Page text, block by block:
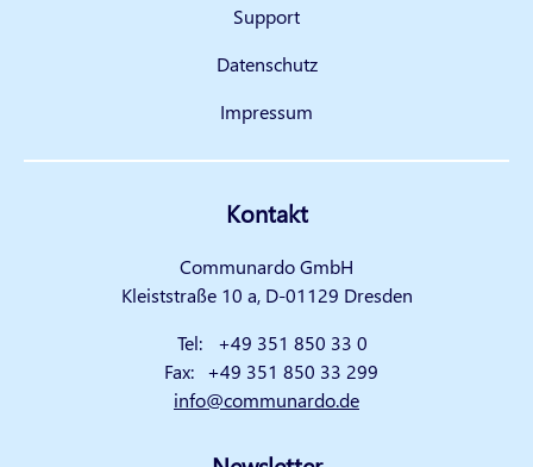
Support
Datenschutz
Impressum
Kontakt
Communardo GmbH
Kleiststraße 10 a, D-01129 Dresden
Tel:
+49 351 850 33 0
Fax: +49 351 850 33 299
info@communardo.de